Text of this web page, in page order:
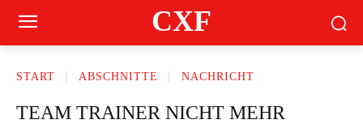
CXF
START ABSCHNITTE NACHRICHT
TEAM TRAINER NICHT MEHR